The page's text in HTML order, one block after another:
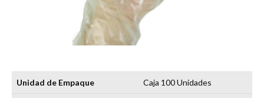
Unidad de Empaque Caja 100 Unidades